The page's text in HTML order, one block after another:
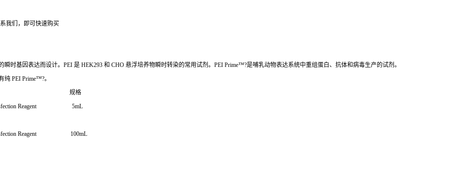
我们，即可快速购买
时基因表达而设计。PEI 是 HEK293 和 CHO 悬浮培养物瞬时转染的常用试剂。PEI Prime™?是哺乳动物表达系统中重组蛋白、抗体和病毒生产的试剂。
PEI Prime™?。
规格
Reagent 5mL
Reagent 100mL